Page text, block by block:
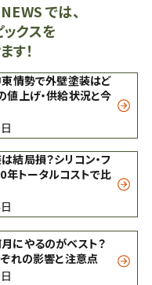
では、
クスを
す！
東情勢で外壁塗装はど
値上げ・供給状況と今
結局損？シリコン・フ
年トータルコストで比
にやるのがベスト？
ぞれの影響と注意点